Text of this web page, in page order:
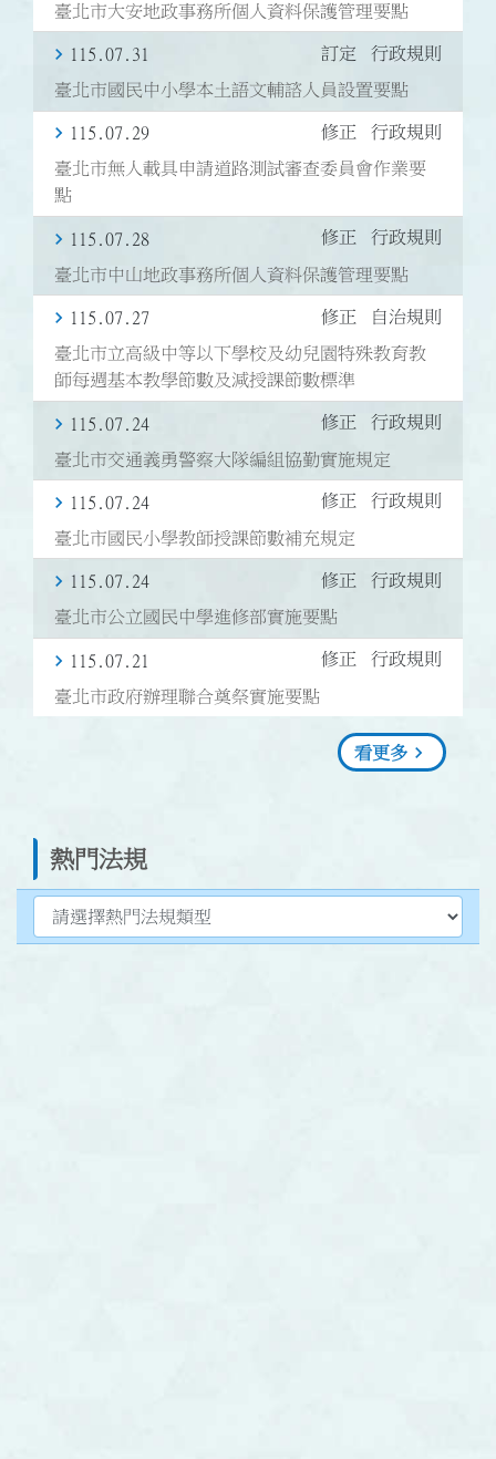
臺北市大安地政事務所個人資料保護管理要點
115.07.31 訂定 行政規則
臺北市國民中小學本土語文輔諮人員設置要點
115.07.29 修正 行政規則
臺北市無人載具申請道路測試審查委員會作業要
點
115.07.28 修正 行政規則
臺北市中山地政事務所個人資料保護管理要點
115.07.27 修正 自治規則
臺北市立高級中等以下學校及幼兒園特殊教育教
師每週基本教學節數及減授課節數標準
115.07.24 修正 行政規則
臺北市交通義勇警察大隊編組協勤實施規定
115.07.24 修正 行政規則
臺北市國民小學教師授課節數補充規定
115.07.24 修正 行政規則
臺北市公立國民中學進修部實施要點
115.07.21 修正 行政規則
臺北市政府辦理聯合奠祭實施要點
看更多
熱門法規
選擇熱門法規類型